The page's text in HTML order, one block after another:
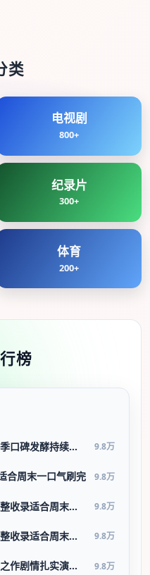
类
电视剧
800+
纪录片
300+
体育
200+
榜
深海代码·典藏·暖心观影季口碑发酵持续升温 9.8万
合周末一口气刷完 9.8万
暗夜回声·纪念版·高清完整收录适合周末一口气刷完 9.8万
断桥档案·纪念版·高清完整收录适合周末一口气刷完 9.8万
雾岛猎局·典藏·热播口碑之作剧情扎实演技在线 9.8万